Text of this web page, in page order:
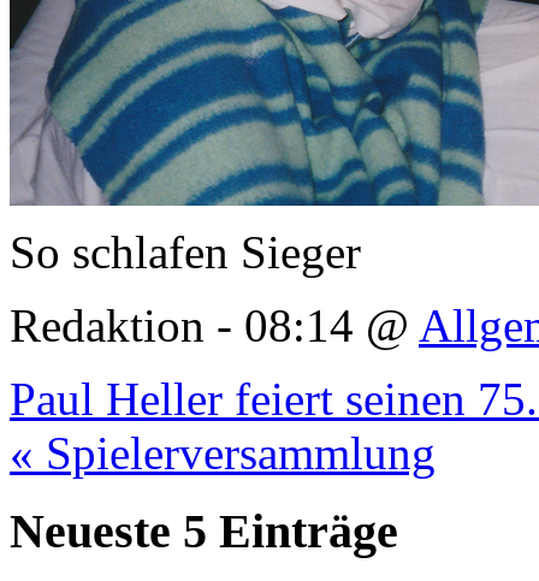
So schlafen Sieger
Redaktion - 08:14 @
Paul Heller feiert seinen
« Spielerversammlung
Neueste 5 Einträge